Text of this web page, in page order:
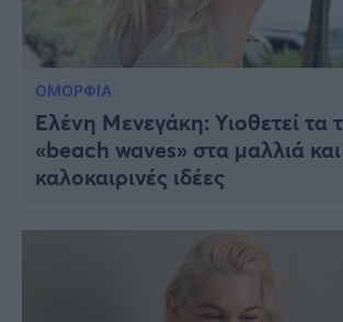
ΟΜΟΡΦΙΑ
Ελένη Μενεγάκη: Υιοθετεί τα
«beach waves» στα μαλλιά και
καλοκαιρινές ιδέες